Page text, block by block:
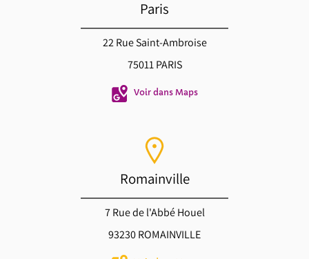
Paris
22 Rue Saint-Ambroise
75011 PARIS
Voir dans Maps
Romainville
7 Rue de l'Abbé Houel
93230 ROMAINVILLE